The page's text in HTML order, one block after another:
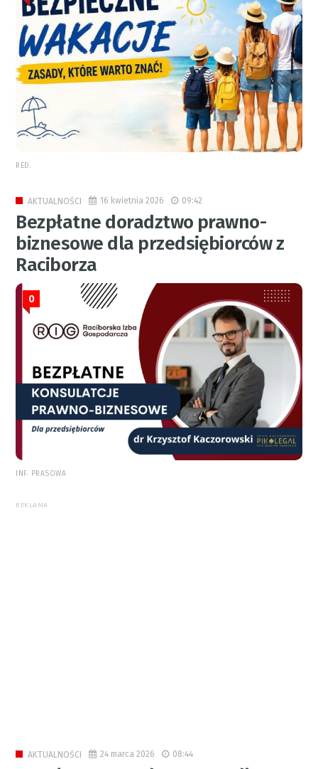
RED.
AKTUALNOŚCI 16 kwietnia 2026 09:42
Bezpłatne doradztwo prawno-
biznesowe dla przedsiębiorców z
Raciborza
0
INF. PRASOWA
REKLAMA
AKTUALNOŚCI 24 marca 2026 08:44